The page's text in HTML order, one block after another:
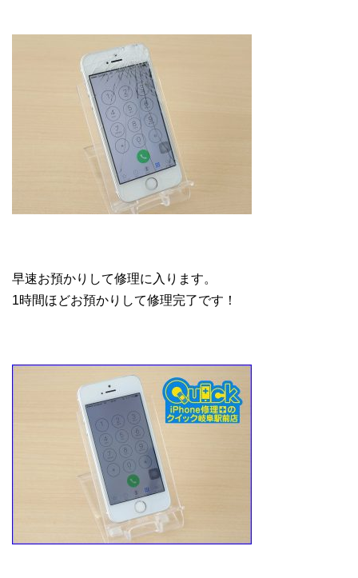
早速お預かりして修理に入ります。
1時間ほどお預かりして修理完了です！